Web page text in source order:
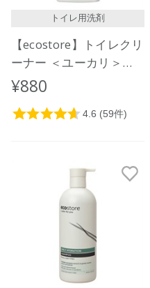
トイレ用洗剤
【ecostore】トイレクリ
ーナー ＜ユーカリ＞
500mL
¥880